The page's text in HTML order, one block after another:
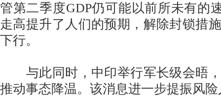
管第二季度GDP仍可能以前所未有的
走高提升了人们的预期，解除封锁措
下行。
与此同时，中印举行军长级会晤，
推动事态降温。该消息进一步提振风